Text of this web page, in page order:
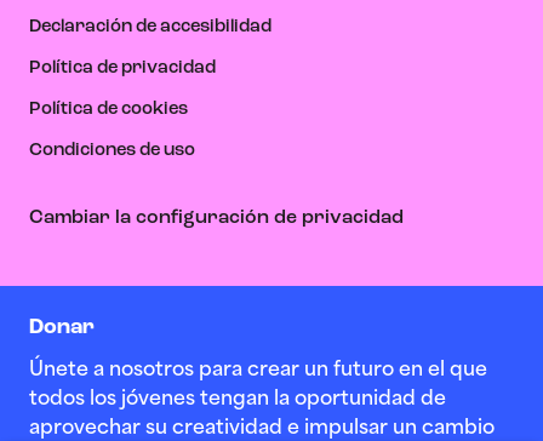
Donar
Únete a nosotros para crear un futuro en el que
todos los jóvenes tengan la oportunidad de
aprovechar su creatividad e impulsar un cambio
Declaración de accesibilidad
Política de privacidad
Política de cookies
Condiciones de uso
Cambiar la configuración de privacidad